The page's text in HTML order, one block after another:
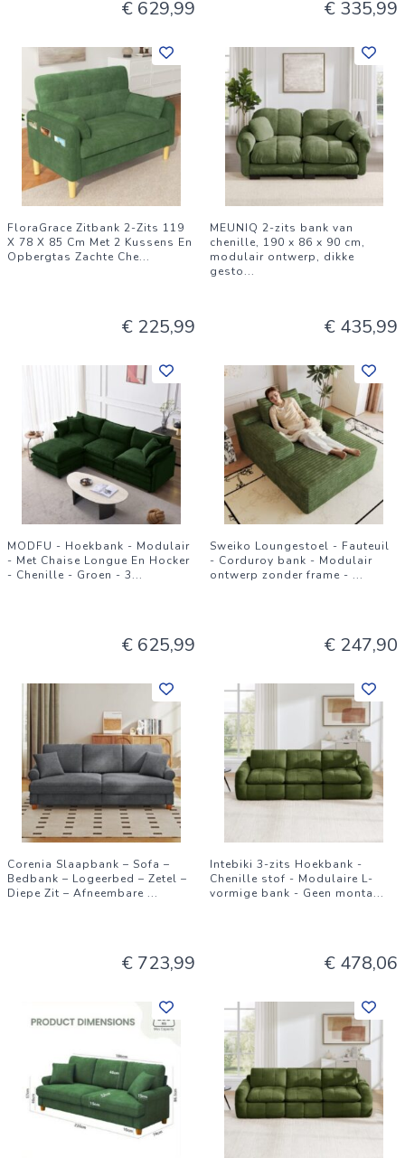
€ 629,99 € 335,99
FloraGrace Zitbank 2-Zits 119
X 78 X 85 Cm Met 2 Kussens En
Opbergtas Zachte Che...
€ 225,99
MEUNIQ 2-zits bank van
chenille, 190 x 86 x 90 cm,
modulair ontwerp, dikke
gesto...
€ 435,99
MODFU - Hoekbank - Modulair
- Met Chaise Longue En Hocker
- Chenille - Groen - 3...
€ 625,99
Sweiko Loungestoel - Fauteuil
- Corduroy bank - Modulair
ontwerp zonder frame - ...
€ 247,90
Corenia Slaapbank – Sofa –
Bedbank – Logeerbed – Zetel –
Diepe Zit – Afneembare ...
€ 723,99
Intebiki 3-zits Hoekbank -
Chenille stof - Modulaire L-
vormige bank - Geen monta...
€ 478,06